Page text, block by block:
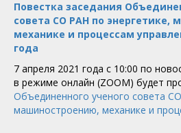
Повестка заседания
совета СО РАН по энергетике,
механике и процессам
года
7 апреля 2021 года с 10:00 по
в режиме онлайн (ZOOM) будет
Объединенного ученого совета
машиностроению, механике и